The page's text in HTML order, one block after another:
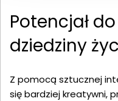
Potencjał
dziedziny
Z pomocą sztucznej
się bardziej kreatywni,